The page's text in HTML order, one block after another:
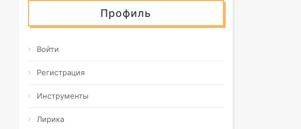
></ td>
Профиль
Войти
Регистрация
Инструменты
Лирика